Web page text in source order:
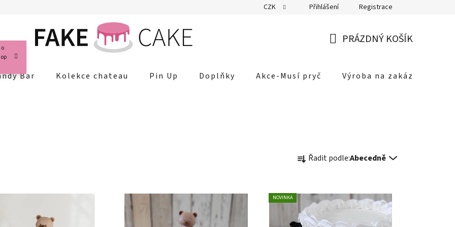
CZK Přihlášení Registrace
KOŠÍK
PRÁZDNÝ KOŠÍK
Bar Kolekce chateau Pin Up Doplňky Akce-Musí pryč Výroba na zakázku
a
e
í
Řadit podle:Abecedně
NOVINKA